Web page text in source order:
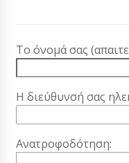
Το όνομά σας
Η διεύθυνσή σας
Ανατροφοδότηση: